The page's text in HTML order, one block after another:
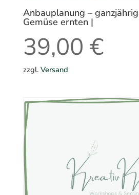
Anbauplanung –
Gemüse ernten |
39,00 €
zzgl. Versand